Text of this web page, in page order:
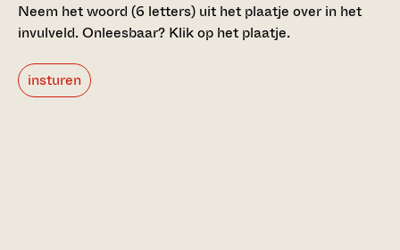
Neem het woord (6 letters) uit het plaatje over in het
invulveld.Onleesbaar? Klik op het plaatje.
insturen